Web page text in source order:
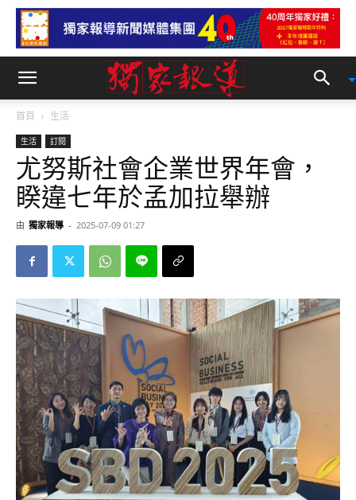
首頁 生活
生活 訂閱
尤努斯社會企業世界年會，
睽違七年於孟加拉舉辦
由 獨家報導 - 2025-07-09 01:27